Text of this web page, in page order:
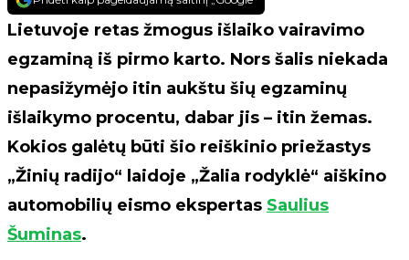
Lietuvoje retas žmogus išlaiko vairavimo
egzaminą iš pirmo karto. Nors šalis niekada
nepasižymėjo itin aukštu šių egzaminų
išlaikymo procentu, dabar jis – itin žemas.
Kokios galėtų būti šio reiškinio priežastys
„Žinių radijo“ laidoje „Žalia rodyklė“ aiškino
automobilių eismo ekspertas Saulius
Šuminas.